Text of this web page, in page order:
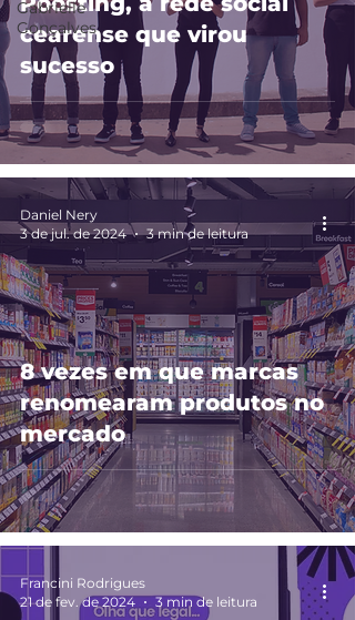
Gabrielle
Gonçalves
cearense que virou
sucesso
8 vezes em que marcas
renomearam produtos no
mercado
Daniel Nery
3 de jul. de 2024
3 min de leitura
Francini Rodrigues
21 de fev. de 2024
3 min de leitura